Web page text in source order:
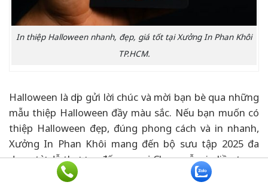
In thiệp Halloween nhanh, đẹp, giá tốt tại Xưởng In Phan Khôi
TP.HCM.
Halloween là dịp gửi lời chúc và mời bạn bè qua những
mẫu thiệp Halloween đầy màu sắc. Nếu bạn muốn có
thiệp Halloween đẹp, đúng phong cách và in nhanh,
Xưởng In Phan Khôi mang đến bộ sưu tập 2025 đa
dạng từ dễ thương đến ma mị. Chọn mẫu, in liền tay –
giao tận nơi chỉ trong 24h!